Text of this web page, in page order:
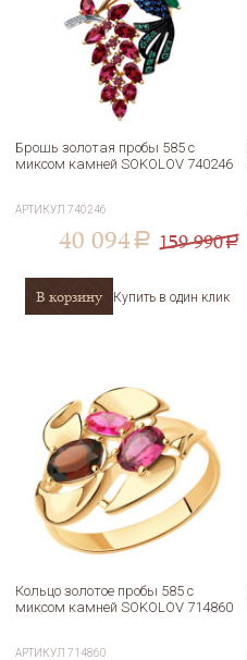
Брошь золотая пробы 585 с
миксом камней SOKOLOV 740246
АРТИКУЛ 740246
40 094 a 159 990a
В корзину Купить в один клик
Кольцо золотое пробы 585 с
миксом камней SOKOLOV 714860
АРТИКУЛ714860